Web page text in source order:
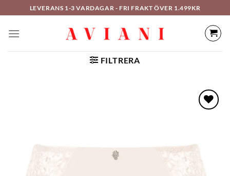
till
innehåll
LEVERANS 1-3 VARDAGAR - FRI FRAKT ÖVER 1.499KR
FILTRERA
LÄGG TILL I
ÖNSKELISTAN